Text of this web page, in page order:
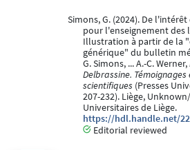
Simons, G. (2024). De
pour l'enseignement des
Illustration à partir de la
générique" du bulletin
G. Simons, ... A.-C. Werner,
Delbrassine.
scientifiques (Presses
207-232). Liège,
Universitaires de Liège.
https://hdl.handle.net/
Editorial reviewed